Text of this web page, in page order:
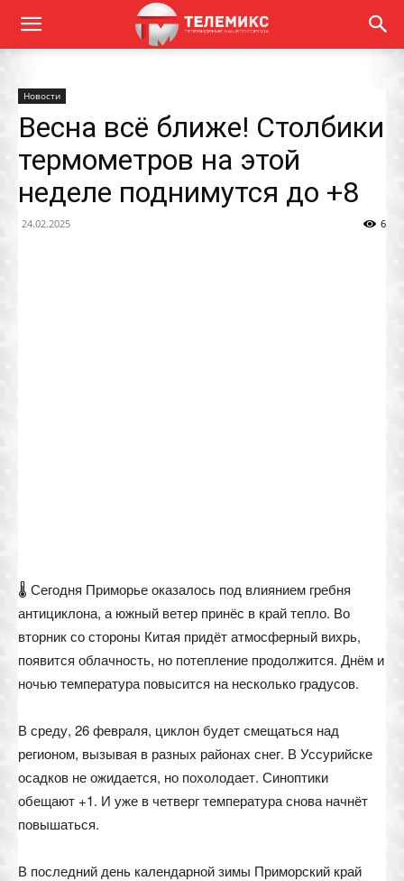
Новости
Весна всё ближе! Столбики
термометров на этой
неделе поднимутся до +8
24.02.2025 6
🌡 Сегодня Приморье оказалось под влиянием гребня
антициклона, а южный ветер принёс в край тепло. Во
вторник со стороны Китая придёт атмосферный вихрь,
появится облачность, но потепление продолжится. Днём и
ночью температура повысится на несколько градусов.
В среду, 26 февраля, циклон будет смещаться над
регионом, вызывая в разных районах снег. В Уссурийске
осадков не ожидается, но похолодает. Синоптики
обещают +1. И уже в четверг температура снова начнёт
повышаться.
В последний день календарной зимы Приморский край